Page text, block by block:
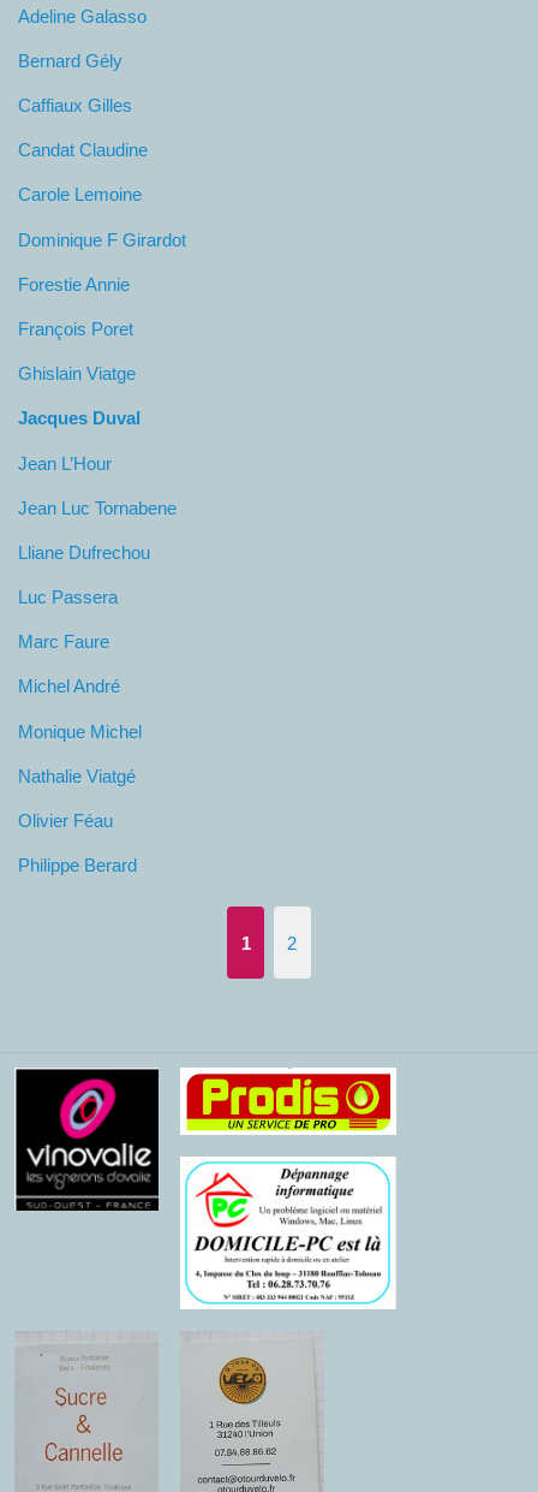
Adeline Galasso
Bernard Gély
Caffiaux Gilles
Candat Claudine
Carole Lemoine
Dominique F Girardot
Forestie Annie
François Poret
Ghislain Viatge
Jacques Duval
Jean L’Hour
Jean Luc Tornabene
Lliane Dufrechou
Luc Passera
Marc Faure
Michel André
Monique Michel
Nathalie Viatgé
Olivier Féau
Philippe Berard
1 2